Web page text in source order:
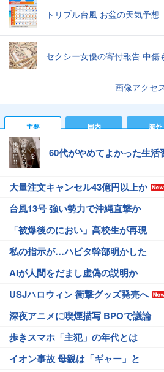
トリプル台風 お盆の天気予想
セクシー女優の寄付報告 中傷
画像アクセ
主要 国内 海外
60代がやめてよかった生活
大量注文キャンセル43億円以上か
台風13号 強い勢力で沖縄直撃か
「被爆後のにおい」高校生が再現
私の指示が…ハビタ幹部明かした
AIが人間をだまし虚偽の説明か
USJハロウィン 衝撃グッズ発売へ
深夜アニメに喫煙描写 BPOで議論
歩きスマホ「主犯」の年代とは
イオン事故 母親は「ギャー」と